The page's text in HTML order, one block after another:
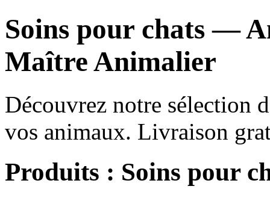
Soins pour chats —
Maître Animalier
Découvrez notre sélection
vos animaux. Livraison
Produits : Soins pour